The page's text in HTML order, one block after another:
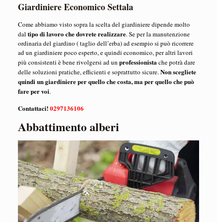
Giardiniere Economico Settala
Come abbiamo visto sopra la scelta del giardiniere dipende molto
dal tipo di lavoro che dovrete realizzare. Se per la manutenzione
ordinaria del giardino ( taglio dell’erba) ad esempio si può ricorrere
ad un giardiniere poco esperto, e quindi economico, per altri lavori
più consistenti è bene rivolgersi ad un professionistache potrà dare
delle soluzioni pratiche, efficienti e soprattutto sicure.Non scegliete
quindi un giardiniere per quello che costa, ma per quello che può
fare per voi.
Contattaci!0297136106
Abbattimento alberi